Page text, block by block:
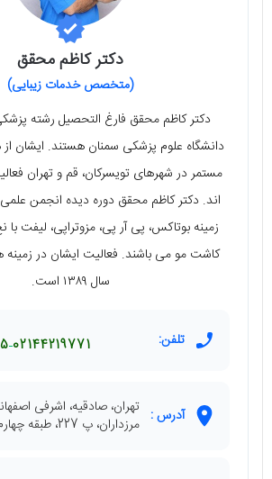
دکتر کاظم محقق
(متخصص خدمات زیبایی)
دانشگاه علوم پزشکی سمنان هستند. ایشان
مستمر در شهرهای تویسرکان، قم و تهران
اند. دکتر کاظم محقق دوره دیده انجمن علمی
زمینه بوتاکس، پی آر پی، مزوتراپی، لیفت با
کاشت مو می باشند. فعالیت ایشان در زمینه
سال ۱۳۸۹ است.
تلفن: 02144219771
آدرس : تهران، صادقیه، اشرفی
مرزداران، پ 227، طبقه چهارم